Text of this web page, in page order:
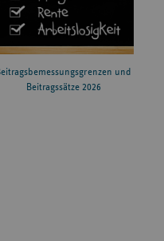
und
Beitragssätze 2026